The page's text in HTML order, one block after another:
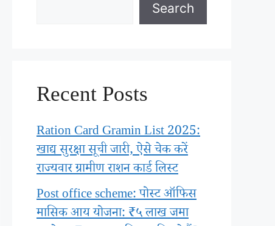
Search
Recent Posts
Ration Card Gramin List 2025:
खाद्य सुरक्षा सूची जारी, ऐसे चेक करें
राज्यवार ग्रामीण राशन कार्ड लिस्ट
Post office scheme: पोस्ट ऑफिस
मासिक आय योजना: ₹५ लाख जमा